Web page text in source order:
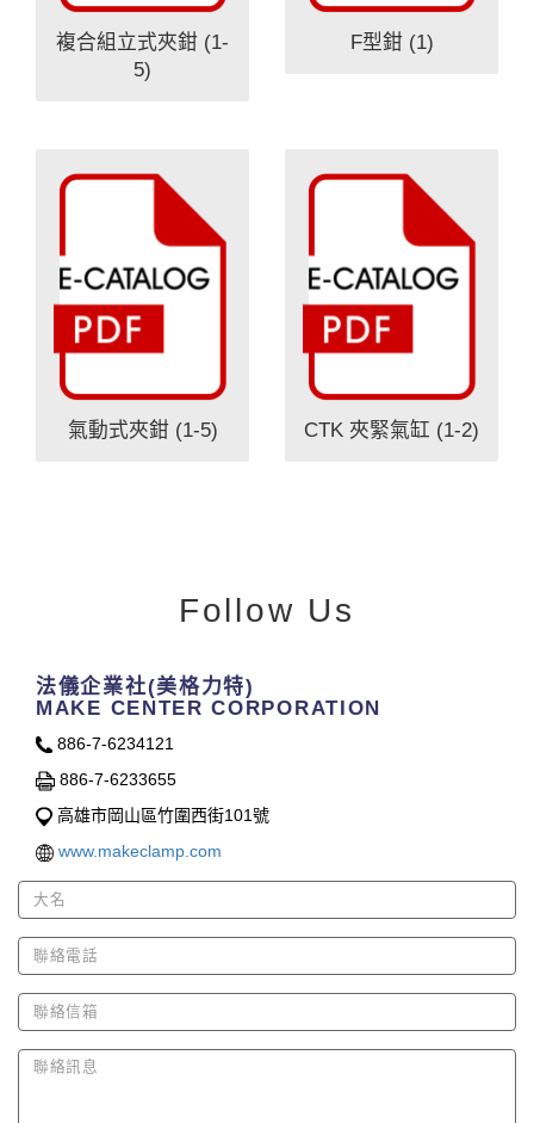
複合組立式夾鉗 (1-
5)
F型鉗 (1)
氣動式夾鉗 (1-5) CTK 夾緊氣缸 (1-2)
Follow Us
法儀企業社(美格力特)
MAKE CENTER CORPORATION
886-7-6234121
886-7-6233655
高雄市岡山區竹圍西街101號
www.makeclamp.com